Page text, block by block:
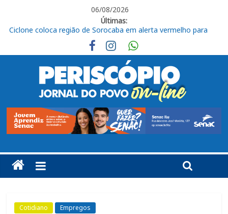
06/08/2026
Últimas:
“Michael” retorna ao Cine Plaza Itu em sessão especial pelo
aniversário do Rei do Pop
Lei Maria da Penha: 20 anos de uma conquista que exige
compromisso e ação constantes
Júri condena homem a oito anos de prisão por tentativa de
feminicídio em Itu
Bienal do Livro de São Paulo apresenta programação oficial da
maior edição de sua história
Ciclone coloca região de Sorocaba em alerta vermelho para
ventos de até 100 km/h
Cotidiano Empregos